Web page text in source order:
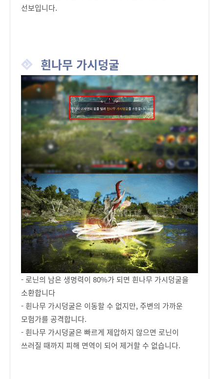
선보입니다.
흰나무 가시덩굴
- 로닌의 남은 생명력이 80%가 되면 흰나무 가시덩굴을
소환합니다
- 흰나무 가시덩굴은 이동할 수 없지만, 주변의 가까운
모험가를 공격합니다.
- 흰나무 가시덩굴은 빠르게 제압하지 않으면 로닌이
쓰러질 때까지 피해 면역이 되어 제거할 수 없습니다.